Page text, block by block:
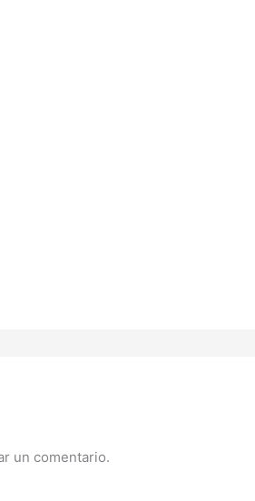
un comentario.